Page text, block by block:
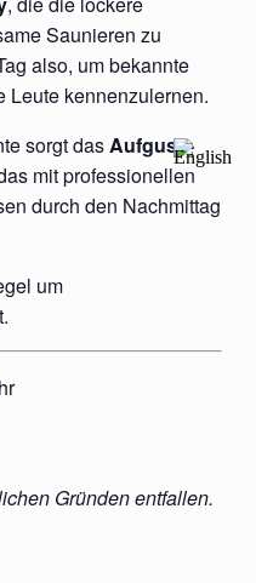
Saunieren zu
also, um bekannte
Leute kennenzulernen.
sorgt dasAufguss-
mit professionellen
durch den Nachmittag
um
Gründen entfallen.